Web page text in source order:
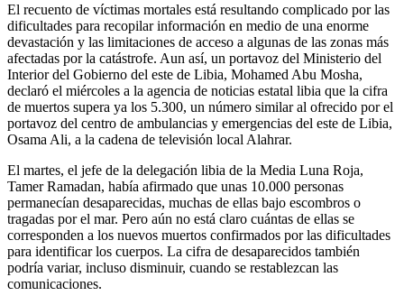
El recuento de víctimas mortales está resultando complicado por las
dificultades para recopilar información en medio de una enorme
devastación y las limitaciones de acceso a algunas de las zonas más
afectadas por la catástrofe. Aun así, un portavoz del Ministerio del
Interior del Gobierno del este de Libia, Mohamed Abu Mosha,
declaró el miércoles a la agencia de noticias estatal libia que la cifra
de muertos supera ya los 5.300, un número similar al ofrecido por el
portavoz del centro de ambulancias y emergencias del este de Libia,
Osama Ali, a la cadena de televisión local Alahrar.
El martes, el jefe de la delegación libia de la Media Luna Roja,
Tamer Ramadan, había afirmado que unas 10.000 personas
permanecían desaparecidas, muchas de ellas bajo escombros o
tragadas por el mar. Pero aún no está claro cuántas de ellas se
corresponden a los nuevos muertos confirmados por las dificultades
para identificar los cuerpos. La cifra de desaparecidos también
podría variar, incluso disminuir, cuando se restablezcan las
comunicaciones.